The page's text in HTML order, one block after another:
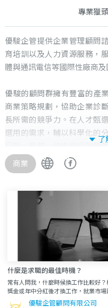
專業獵
優駿企管提供企業管理顧問
育培訓以及人力資源服務，
體與通訊電信等國際性廠商及
優駿的顧問群擁有豐富的產
商業策略規劃，協助企業診
長所需的競爭力。在人才甄
選用的需求，輔以科學化的
行銷、業務、技術與行政管
團隊。
了
商業
什麼是求職的最佳時機？
常有人問我，什麼時候換工作比較好
獎金或年中分紅後才換工作，就業市
的目的並不一定是為了遞補人力缺口
優駿企管顧問有限公司